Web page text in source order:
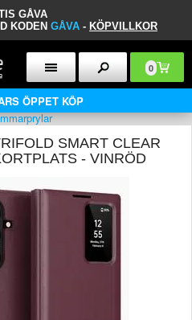
GÅVA
KODEN GÅVA - KÖPVILLKOR
0
ÖPPET KÖP
SMART CLEAR
- VINRÖD